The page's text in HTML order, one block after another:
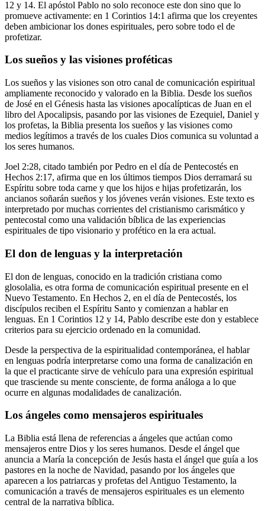
12 y 14. El apóstol Pablo no solo reconoce este don sino que lo
promueve activamente: en 1 Corintios 14:1 afirma que los creyentes
deben ambicionar los dones espirituales, pero sobre todo el de
profetizar.
Los sueños y las visiones proféticas
Los sueños y las visiones son otro canal de comunicación espiritual
ampliamente reconocido y valorado en la Biblia. Desde los sueños
de José en el Génesis hasta las visiones apocalípticas de Juan en el
libro del Apocalipsis, pasando por las visiones de Ezequiel, Daniel y
los profetas, la Biblia presenta los sueños y las visiones como
medios legítimos a través de los cuales Dios comunica su voluntad a
los seres humanos.
Joel 2:28, citado también por Pedro en el día de Pentecostés en
Hechos 2:17, afirma que en los últimos tiempos Dios derramará su
Espíritu sobre toda carne y que los hijos e hijas profetizarán, los
ancianos soñarán sueños y los jóvenes verán visiones. Este texto es
interpretado por muchas corrientes del cristianismo carismático y
pentecostal como una validación bíblica de las experiencias
espirituales de tipo visionario y profético en la era actual.
El don de lenguas y la interpretación
El don de lenguas, conocido en la tradición cristiana como
glosolalia, es otra forma de comunicación espiritual presente en el
Nuevo Testamento. En Hechos 2, en el día de Pentecostés, los
discípulos reciben el Espíritu Santo y comienzan a hablar en
lenguas. En 1 Corintios 12 y 14, Pablo describe este don y establece
criterios para su ejercicio ordenado en la comunidad.
Desde la perspectiva de la espiritualidad contemporánea, el hablar
en lenguas podría interpretarse como una forma de canalización en
la que el practicante sirve de vehículo para una expresión espiritual
que trasciende su mente consciente, de forma análoga a lo que
ocurre en algunas modalidades de canalización.
Los ángeles como mensajeros espirituales
La Biblia está llena de referencias a ángeles que actúan como
mensajeros entre Dios y los seres humanos. Desde el ángel que
anuncia a María la concepción de Jesús hasta el ángel que guía a los
pastores en la noche de Navidad, pasando por los ángeles que
aparecen a los patriarcas y profetas del Antiguo Testamento, la
comunicación a través de mensajeros espirituales es un elemento
central de la narrativa bíblica.